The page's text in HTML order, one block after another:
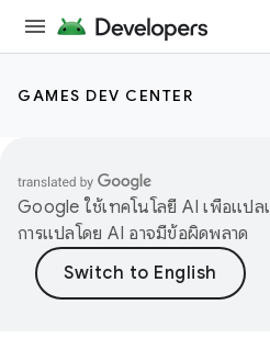
GAMES DEV CENTER
Google ใช้เทคโนโลยี AI เพื่อแป
การแปลโดย AI อาจมีข้อผิดพลาด